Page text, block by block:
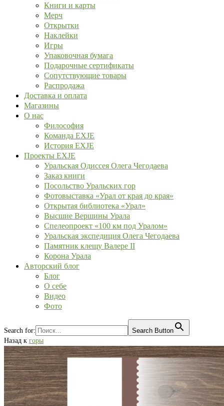
Книги и карты
Мерч
Открытки
Наклейки
Игры
Упаковочная бумага
Подарочные сертификаты
Сопутствующие товары
Распродажа
Доставка и оплата
Магазины
О нас
Философия
Команда EXJE
История EXJE
Проекты EXJE
Уральская Одиссея Олега Чегодаева
Заказ книги
Посольство Уральских гор
Фотовыставка «Урал от края до края»
Открытая библиотека «Урал»
Высшие Вершины Урала
Спелеопроект «100 км под Уралом»
Уральская экспедиция Олега Чегодаева
Памятник клещу Валере II
Корона Урала
Авторский блог
Блог
О себе
Видео
Фото
Search for:
Search Button
Назад к горы